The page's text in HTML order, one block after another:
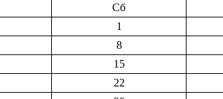
Сб
1
8
15
22